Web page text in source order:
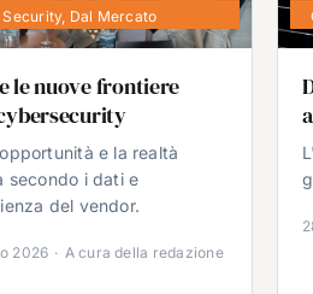
, Dal Mercato
le nuove frontiere
e la realtà
secondo i dati e
del vendor.
2026 · A cura della redazione